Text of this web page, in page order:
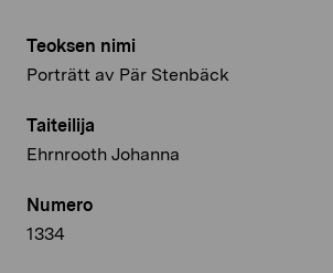
Teoksen nimi
Porträtt av Pär Stenbäck
Taiteilija
Ehrnrooth Johanna
Numero
1334